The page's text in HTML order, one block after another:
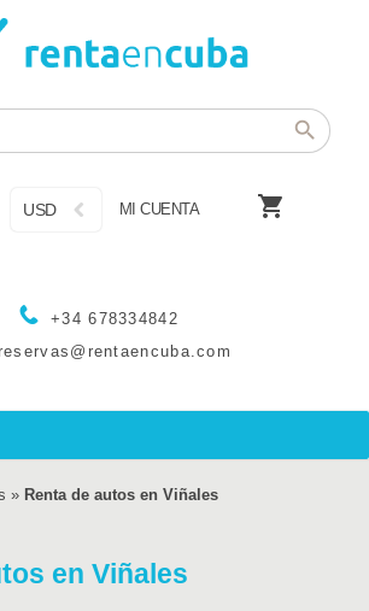
+34 678334842
USD MI CUENTA 
» Renta de autos en Viñales
en Viñales